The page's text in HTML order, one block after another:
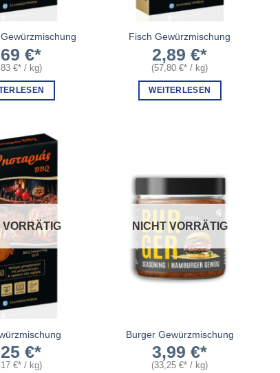
€
€ / kg)
Fisch Gewürzmischung
2,89€
(57,80€ / kg)
WEITERLESEN
VORRÄTIG
€
€ / kg)
NICHT VORRÄTIG
Burger Gewürzmischung
3,99€
(33,25€ / kg)